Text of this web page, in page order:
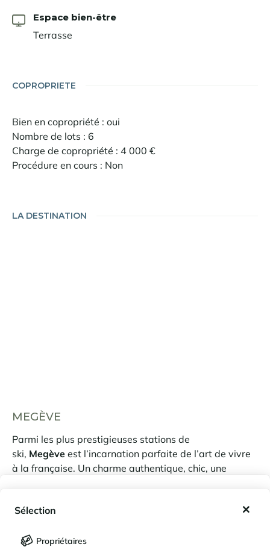
Sélection
Propriétaires
Espace bien-être
Terrasse
COPROPRIETE
Bien en copropriété : oui
Nombre de lots : 6
Charge de copropriété : 4 000 €
Procédure en cours : Non
LA DESTINATION
MEGÈVE
Parmi les plus prestigieuses stations de
ski, Megève est l’incarnation parfaite de l’art de vivre
à la française. Un charme authentique, chic, une
confèrent sa réputation de «
Petite Suisse des Alpes».